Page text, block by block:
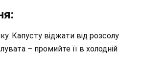
Капусту віджати від розсолу
– промийте її в холодній